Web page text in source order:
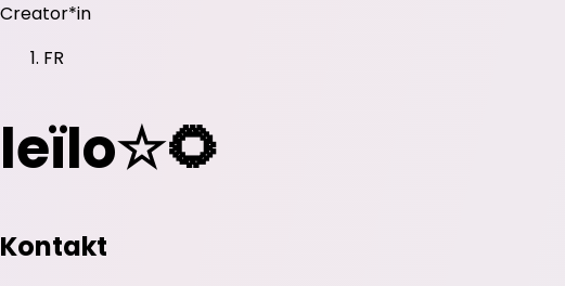
Creator*in
FR
leïlo☆🌻
Kontakt